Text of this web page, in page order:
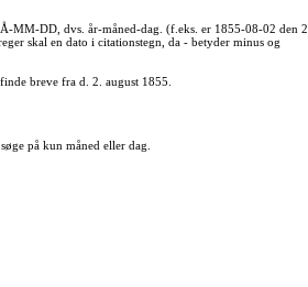
MM-DD, dvs. år-måned-dag. (f.eks. er 1855-08-02 den 2.
skal en dato i citationstegn, da - betyder minus og
breve fra d. 2. august 1855.
på kun måned eller dag.